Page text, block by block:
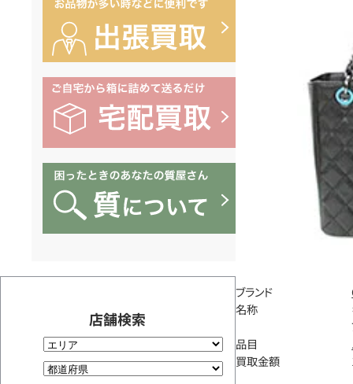
店舗検索
ブランド
名称
品目
買取金額